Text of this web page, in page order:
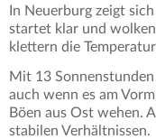
In Neuerburg zeigt
startet klar und
klettern die
Mit 13
auch wenn es am
Böen aus Ost wehen.
stabilen Verhältnissen.